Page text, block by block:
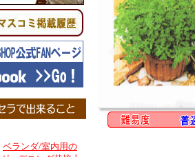
ベランダ/室内用の